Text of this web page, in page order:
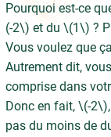
Pourquoi est-ce
(-2\) et du \(1\) ?
Vous voulez que
Autrement dit,
comprise dans
Donc en fait, \(-
pas du moins de